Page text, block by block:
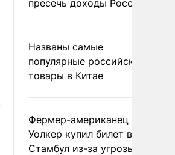
пресечь доходы России
Названы самые
популярные российские
товары в Китае
Фермер-американец
Уолкер купил билет в
Стамбул из-за угрозы